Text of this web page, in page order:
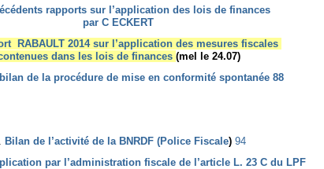
rapports sur l’application des lois de finances
par C ECKERT
RABAULT 2014 sur l’application des mesures fiscales
dans les lois de finances (mel le 24.07)
de la procédure de mise en conformité spontanée 88
Bilan de l’activité de la BNRDF (Police Fiscale) 94
par l’administration fiscale de l’article L. 23 C du LPF